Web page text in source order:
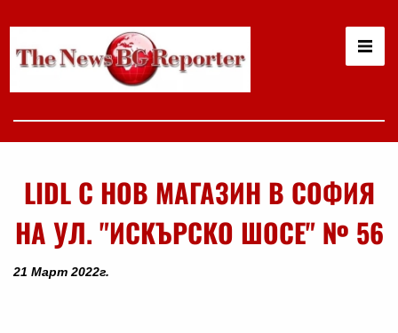
LIDL С НОВ МАГАЗИН В СОФИЯ
НА УЛ. "ИСКЪРСКО ШОСЕ" № 56
21 Март 2022г.